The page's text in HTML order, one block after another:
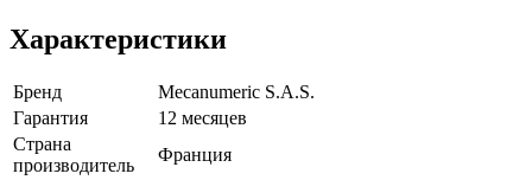
Характеристики
Бренд
Mecanumeric S.A.S.
Гарантия
12 месяцев
Страна
производитель
Франция